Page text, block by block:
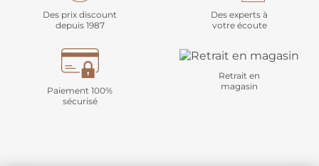
Des prix discount
depuis 1987
Des experts à
votre écoute
Paiement 100%
sécurisé
Retrait en
magasin